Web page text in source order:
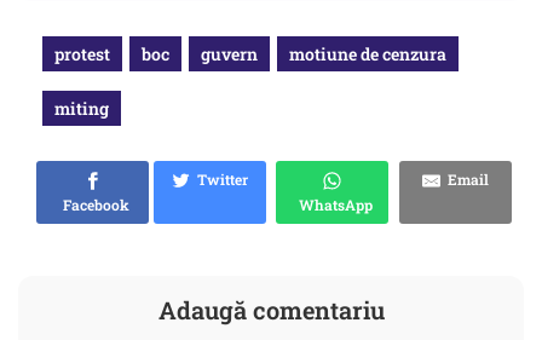
protest boc guvern motiune de cenzura
miting
Facebook
Twitter
WhatsApp
Email
Adaugă comentariu